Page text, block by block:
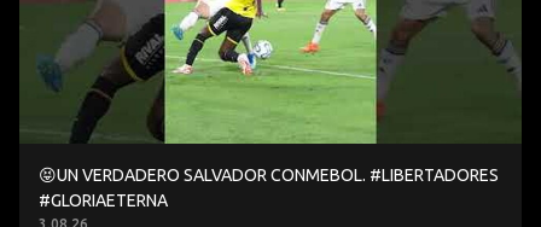
😝UN VERDADERO SALVADOR CONMEBOL. #LIBERTADORES
#GLORIAETERNA